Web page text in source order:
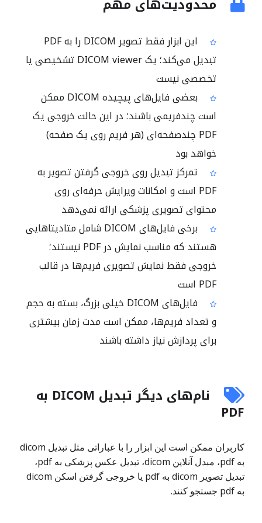
محدودیت‌های مهم
این ابزار فقط تصویر DICOM را به PDF
تبدیل می‌کند؛ یک DICOM viewer تشخیصی یا
تخصصی نیست
بعضی فایل‌های پیچیده DICOM ممکن
است چندفریمی باشند؛ در این حالت خروجی یک
PDF چندصفحه‌ای (هر فریم روی یک صفحه)
خواهد بود
تمرکز تبدیل روی خروجی گرفتن تصویر به
PDF است و امکانات ویرایش حرفه‌ای روی
محتوای تصویری پزشکی ارائه نمی‌دهد
برخی فایل‌های DICOM شامل متادیتاهایی
هستند که مناسب نمایش در PDF نیستند؛
خروجی فقط نمایش تصویری فریم‌ها در قالب
PDF است
فایل‌های DICOM خیلی بزرگ، بسته به حجم
و تعداد فریم‌ها، ممکن است مدت زمان بیشتری
برای پردازش نیاز داشته باشند
نام‌های دیگر تبدیل DICOM به
PDF
کاربران ممکن است این ابزار را با عباراتی مثل تبدیل dicom
به pdf، مبدل آنلاین dicom، تبدیل عکس پزشکی به pdf،
تبدیل تصویر dicom به pdf یا خروجی گرفتن اسکن dicom
به pdf جستجو کنند.